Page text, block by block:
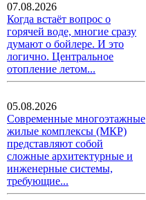
07.08.2026
Когда встаёт вопрос о
горячей воде, многие сразу
думают о бойлере. И это
логично. Центральное
отопление летом...
05.08.2026
Современные многоэтажные
жилые комплексы (МКР)
представляют собой
сложные архитектурные и
инженерные системы,
требующие...